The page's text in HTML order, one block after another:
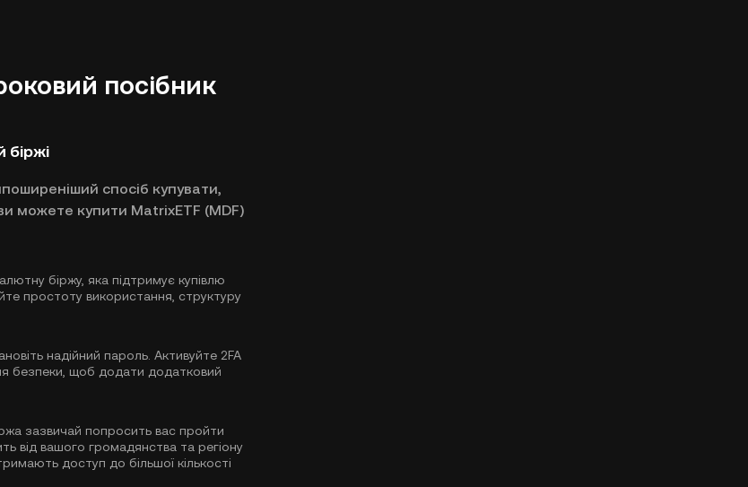
посібник
біржі
спосіб купувати,
можете купити MatrixETF (MDF)
біржу, яка підтримує купівлю
простоту використання, структуру
надійний пароль. Активуйте 2FA
безпеки, щоб додати додатковий
зазвичай попросить вас пройти
від вашого громадянства та регіону
доступ до більшої кількості